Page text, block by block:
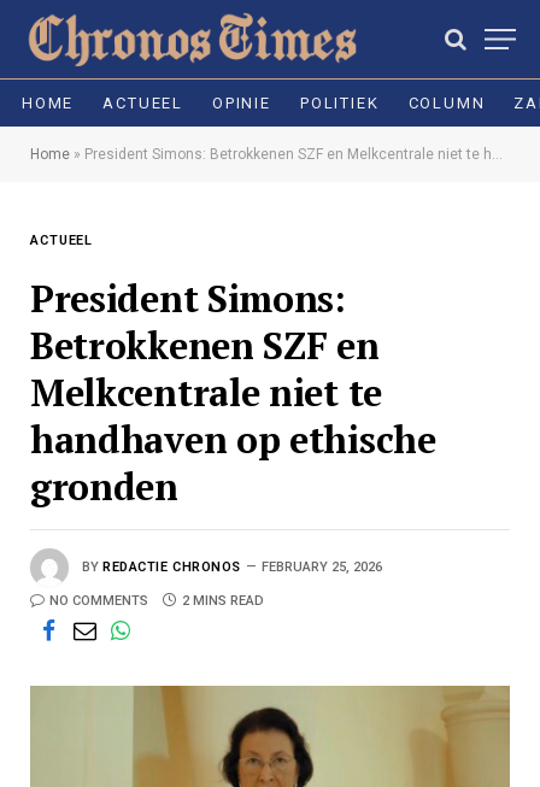
HOME ACTUEEL OPINIE POLITIEK COLUMN
Home » President Simons: Betrokkenen SZF en Melkcentrale niet te handhaven op ethische gronden
ACTUEEL
President Simons:
Betrokkenen SZF en
Melkcentrale niet te
handhaven op ethische
gronden
BY REDACTIE CHRONOS FEBRUARY 25, 2026
NO COMMENTS 2 MINS READ